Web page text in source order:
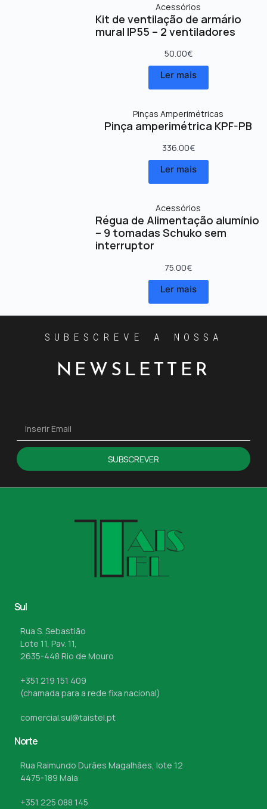
Acessórios
Kit de ventilação de armário
mural IP55 – 2 ventiladores
50.00€
Ler mais
Pinças Amperimétricas
Pinça amperimétrica KPF-PB
336.00€
Ler mais
Acessórios
Régua de Alimentação alumínio
– 9 tomadas Schuko sem
interruptor
75.00€
Ler mais
SUBESCREVE A NOSSA
NEWSLETTER
SUBSCREVER
Sul
Rua S. Sebastião
Lote 11, Pav. 11,
2635-448 Rio de Mouro
+351 219 151 409
(chamada para a rede fixa nacional)
comercial.sul@taistel.pt
Norte
Rua Raimundo Durães Magalhães, lote 12
4475-189 Maia
+351 225 088 145